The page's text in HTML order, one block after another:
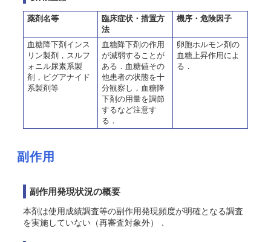
薬剤名等
臨床症状・措置方
法
機序・危険因子
血糖降下剤インス
リン製剤，スルフ
ォニル尿素系製
剤，ビグアナイド
系製剤等
血糖降下剤の作用
が減弱することが
ある．血糖値その
他患者の状態を十
分観察し，血糖降
下剤の用量を調節
するなど注意す
る．
卵胞ホルモン剤の
血糖上昇作用によ
る．
副作用
副作用発現状況の概要
本剤は使用成績調査等の副作用発現頻度が明確となる調査
を実施していない（再審査対象外）．